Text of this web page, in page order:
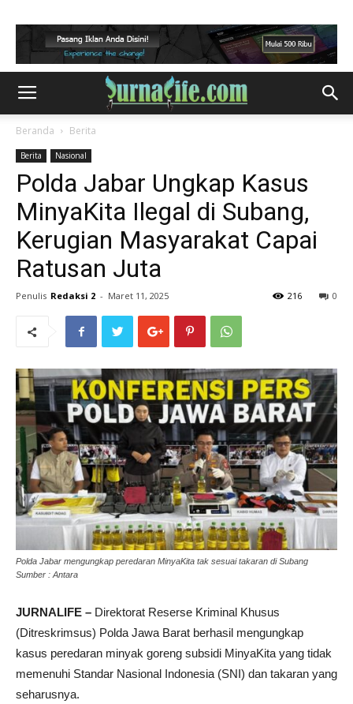
Beranda Berita
Berita Nasional
Polda Jabar Ungkap Kasus
MinyaKita Ilegal di Subang,
Kerugian Masyarakat Capai
Ratusan Juta
Penulis Redaksi 2 - Maret 11, 2025 0
216
Polda Jabar mengungkap peredaran MinyaKita tak sesuai takaran di Subang
Sumber : Antara
JURNALIFE – Direktorat Reserse Kriminal Khusus
(Ditreskrimsus) Polda Jawa Barat berhasil mengungkap
kasus peredaran minyak goreng subsidi MinyaKita yang tidak
memenuhi Standar Nasional Indonesia (SNI) dan takaran yang
seharusnya.